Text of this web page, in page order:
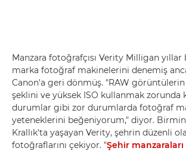
Manzara fotoğrafçısı Verity Milligan yıllar
marka fotoğraf makinelerini denemiş
Canon'a geri dönmüş. "RAW
şeklini ve yüksek ISO kullanmak zorunda
durumlar gibi zor durumlarda fotoğraf
yeteneklerini beğeniyorum," diyor.
Krallık'ta yaşayan Verity, şehrin düzenli
fotoğraflarını çekiyor. "Şehir manzaraları